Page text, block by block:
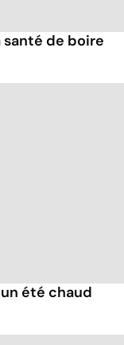
de boire
été chaud